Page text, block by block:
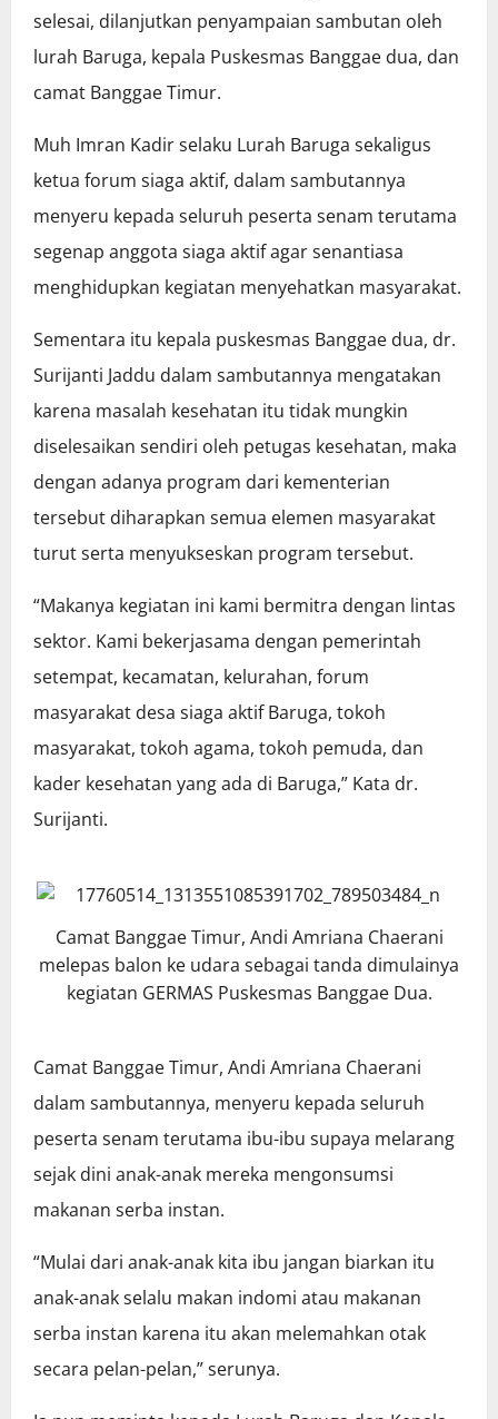
selesai, dilanjutkan penyampaian sambutan oleh
lurah Baruga, kepala Puskesmas Banggae dua, dan
camat Banggae Timur.
Muh Imran Kadir selaku Lurah Baruga sekaligus
ketua forum siaga aktif, dalam sambutannya
menyeru kepada seluruh peserta senam terutama
segenap anggota siaga aktif agar senantiasa
menghidupkan kegiatan menyehatkan masyarakat.
Sementara itu kepala puskesmas Banggae dua, dr.
Surijanti Jaddu dalam sambutannya mengatakan
karena masalah kesehatan itu tidak mungkin
diselesaikan sendiri oleh petugas kesehatan, maka
dengan adanya program dari kementerian
tersebut diharapkan semua elemen masyarakat
turut serta menyukseskan program tersebut.
“Makanya kegiatan ini kami bermitra dengan lintas
sektor. Kami bekerjasama dengan pemerintah
setempat, kecamatan, kelurahan, forum
masyarakat desa siaga aktif Baruga, tokoh
masyarakat, tokoh agama, tokoh pemuda, dan
kader kesehatan yang ada di Baruga,” Kata dr.
Surijanti.
Camat Banggae Timur, Andi Amriana Chaerani
melepas balon ke udara sebagai tanda dimulainya
kegiatan GERMAS Puskesmas Banggae Dua.
Camat Banggae Timur, Andi Amriana Chaerani
dalam sambutannya, menyeru kepada seluruh
peserta senam terutama ibu-ibu supaya melarang
sejak dini anak-anak mereka mengonsumsi
makanan serba instan.
“Mulai dari anak-anak kita ibu jangan biarkan itu
anak-anak selalu makan indomi atau makanan
serba instan karena itu akan melemahkan otak
secara pelan-pelan,” serunya.